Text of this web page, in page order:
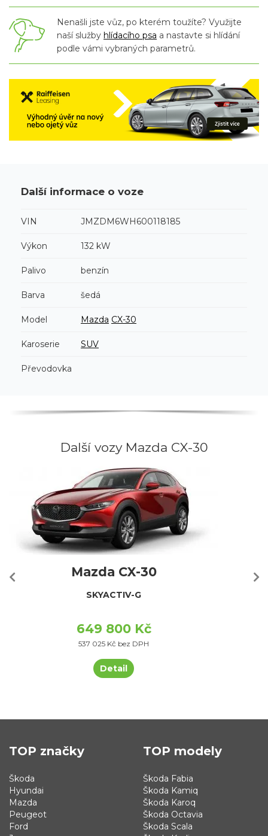
Nenašli jste vůz, po kterém toužíte? Využijte
naší služby hlídacího psa a nastavte si hlídání
podle vámi vybraných parametrů.
Další informace o voze
VIN JMZDM6WH600118185
Výkon 132 kW
Palivo benzín
Barva šedá
Model Mazda CX-30
Karoserie SUV
Převodovka
Další vozy Mazda CX-30
Mazda CX-30
SKYACTIV-G
649 800 Kč
537 025 Kč bez DPH
Detail
TOP značky
Škoda
Hyundai
Mazda
Peugeot
Ford
TOP modely
Škoda Fabia
Škoda Kamiq
Škoda Karoq
Škoda Octavia
Škoda Scala